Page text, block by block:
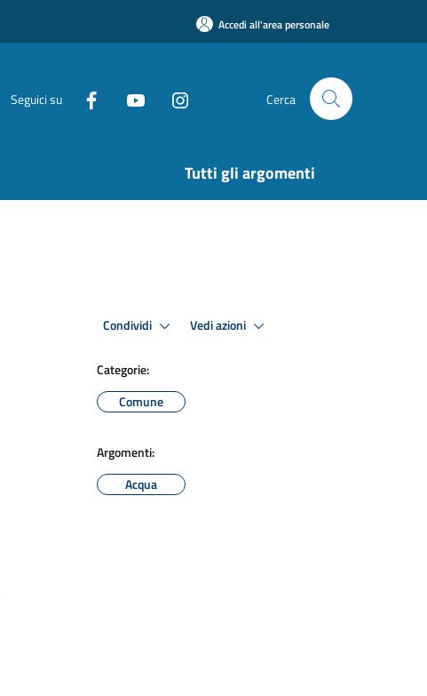
Accedi all'area personale
Seguici su Cerca
Tutti gli argomenti
Condividi Vedi azioni
Categorie:
Comune
Argomenti:
Acqua